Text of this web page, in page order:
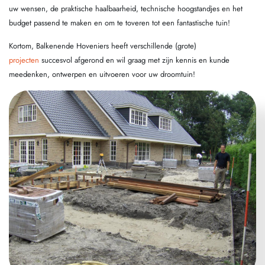
uw wensen, de praktische haalbaarheid, technische hoogstandjes en het
budget passend te maken en om te toveren tot een fantastische tuin!
Kortom, Balkenende Hoveniers heeft verschillende (grote)
projecten succesvol afgerond en wil graag met zijn kennis en kunde
meedenken, ontwerpen en uitvoeren voor uw droomtuin!